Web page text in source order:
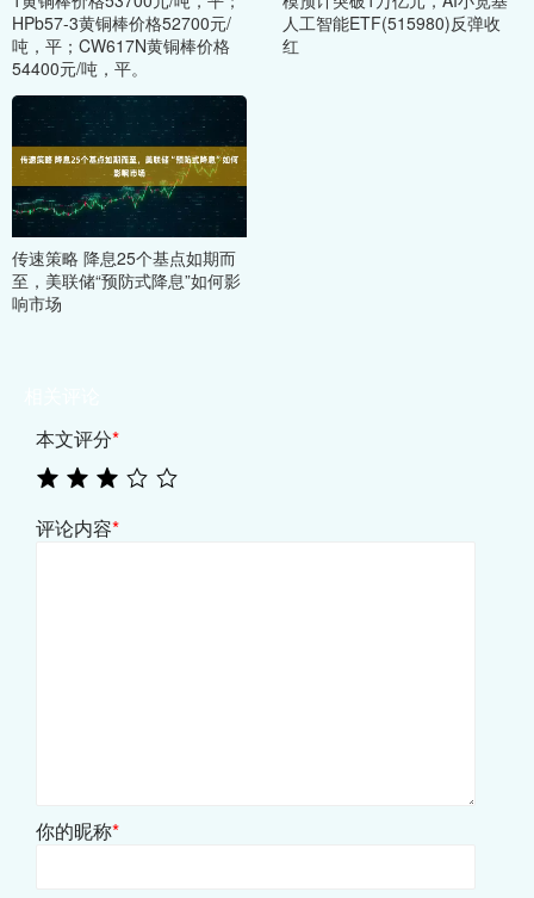
HPb57-3黄铜棒价格52700元/
吨，平；CW617N黄铜棒价格
54400元/吨，平。
人工智能ETF(515980)反弹收
红
传速策略 降息25个基点如期而
至，美联储“预防式降息”如何影
响市场
本文评分*
评论内容*
你的昵称*